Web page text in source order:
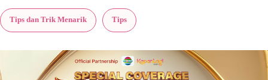
Tips dan Trik Menarik Tips